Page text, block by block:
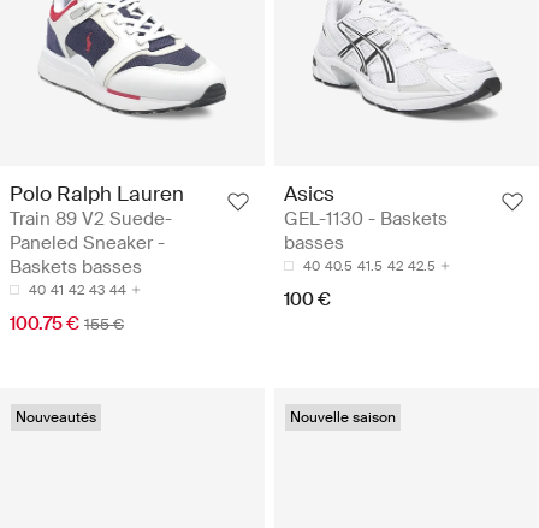
Polo Ralph Lauren
Train 89 V2 Suede-
Paneled Sneaker -
Baskets basses
40 41 42 43 44
100.75 € 155 €
Asics
GEL-1130 - Baskets
basses
40 40.5 41.5 42 42.5
100 €
Nouveautés Nouvelle saison